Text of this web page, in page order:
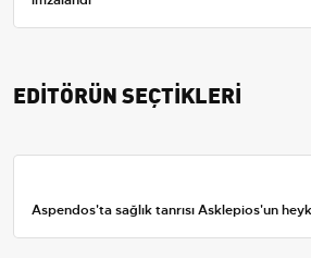
EDİTÖRÜN SEÇTİKLERİ
Aspendos'ta sağlık tanrısı Asklepios'un